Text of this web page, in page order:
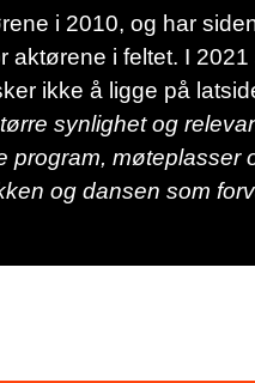
i 2010, og har
aktørene i feltet. I
ikke å ligge på
synlighet og
program, møteplasser
og dansen som